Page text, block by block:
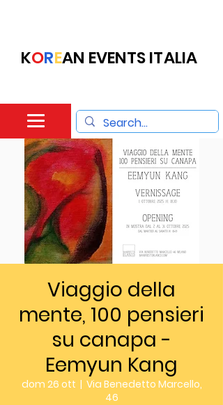
KOREAN EVENTS ITALIA
Viaggio della
mente, 100 pensieri
su canapa -
Eemyun Kang
dom 26 ott
  |
Via Benedetto Marcello,
46